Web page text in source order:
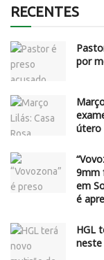
RECENTES
por
útero
9mm
em
é
HGL